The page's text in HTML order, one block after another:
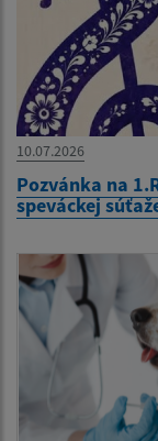
10.07.2026
Pozvánka na
speváckej